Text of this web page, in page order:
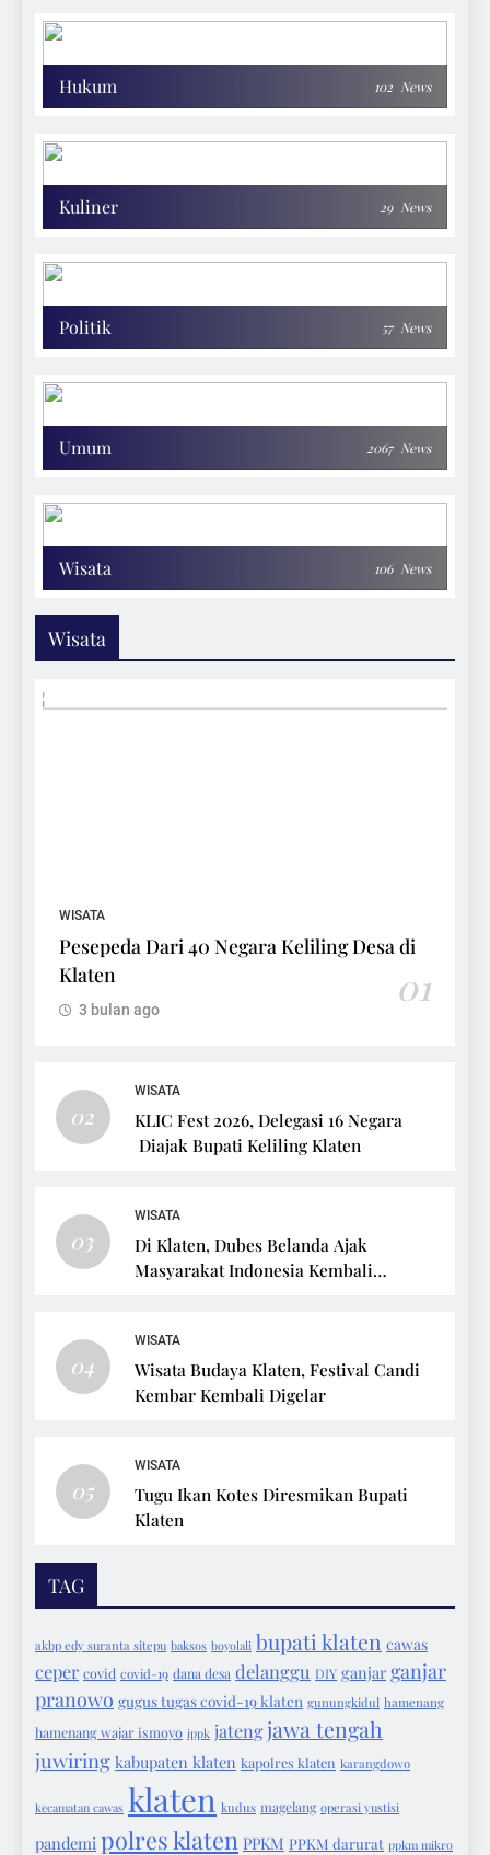
Hukum 102 News
Kuliner 29 News
Politik 57 News
Umum 2067 News
Wisata 106 News
Wisata
WISATA
Pesepeda Dari 40 Negara Keliling Desa di
Klaten
01
3 bulan ago
02
WISATA
KLIC Fest 2026, Delegasi 16 Negara
Diajak Bupati Keliling Klaten
03
WISATA
Di Klaten, Dubes Belanda Ajak
Masyarakat Indonesia Kembali
04
WISATA
Wisata Budaya Klaten, Festival Candi
Kembar Kembali Digelar
05
WISATA
Tugu Ikan Kotes Diresmikan Bupati
Klaten
TAG
akbp edy suranta sitepu baksos boyolali bupati klaten cawas
ceper covid covid-19 dana desa delanggu DIY ganjar ganjar
pranowo gugus tugas covid-19 klaten gunungkidul hamenang
hamenang wajar ismoyo ippk jatengjawa tengah
juwiring kabupaten klaten kapolres klaten karangdowo
kecamatan cawas klaten kudus magelang operasi yustisi
pandemi polres klaten PPKM PPKM darurat ppkm mikro